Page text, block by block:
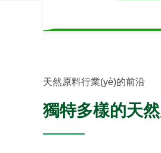
天然原料行業(yè)的前沿
獨特多樣的天